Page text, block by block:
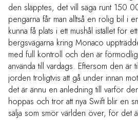
den släpptes, det vill säga runt 150
pengarna får man alltså en rolig bil i
kunna få plats i ett mushål istället för
bergsvägarna kring Monaco
med full kontroll och den är
använda till vardags. Eftersom den är
jorden troligtvis att gå under innan
det är ännu en anledning till varför
hoppas och tror att nya Swift blir en
sälja som smör världen över, för det